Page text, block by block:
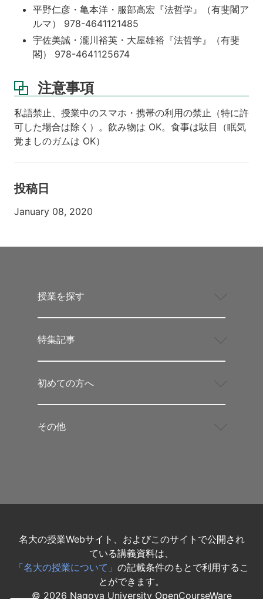
平野仁彦・亀本洋・服部高宏『法哲学』（有斐閣ア
ルマ） 978-4641121485
宇佐美誠・瀧川裕英・大屋雄裕『法哲学』（有斐
閣） 978-4641125674
注意事項
私語禁止、授業中のスマホ・携帯の利用の禁止（特に許
可した場合は除く）。飲み物は OK。食事は駄目（眠気
覚ましのガムは OK）
投稿日
January 08, 2020
授業を探す
特集記事
初めての方へ
その他
名大の授業Webサイト、およびこのサイトで公開され
ている講義資料は、
「名大の授業について」 の記載条件のもとで利用するこ
とができます。
© 2026 Nagoya University OpenCourseWare